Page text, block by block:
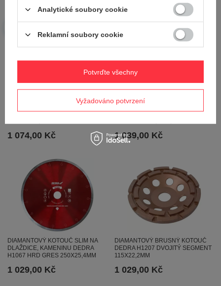
DIAMANTOVÝ KOTOUČ, BRÁZDICÍ
KOTOUČ DEDRA H1262
1 074,00 Kč
DIAMANTOVÝ KOTOUČ SLIM NA
DLAŽDICE, KAMENINA DEDRA
1 039,00 Kč
DIAMANTOVÝ KOTOUČ SLIM NA
DLAŽDICE, KAMENINU DEDRA
H1067 HRD GRES 250X25,4MM
1 029,00 Kč
DIAMANTOVÝ BRUSNÝ KOTOUČ
DEDRA H1207 DVOJITÝ SEGMENT
115X22,2MM
1 029,00 Kč
Analytické soubory cookie
Reklamní soubory cookie
Vyžadováno potvrzení
Potvrďte všechny